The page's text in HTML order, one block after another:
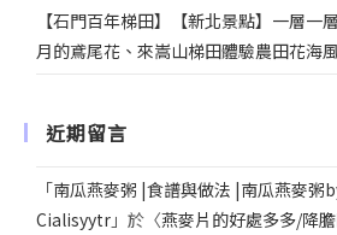
【石門百年梯田】【新北景點】一層一
月的鳶尾花、來嵩山梯田體驗農田花海
近期留言
「南瓜燕麥粥 |食譜與做法 |南瓜燕麥粥
Cialisyytr 」於〈燕麥片的好處多多/降